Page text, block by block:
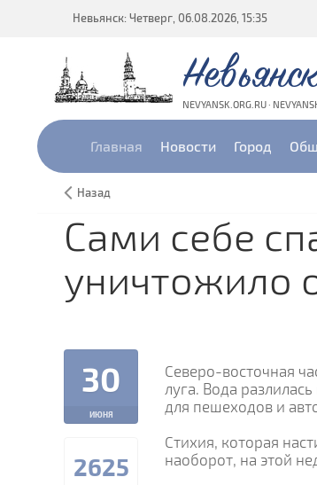
Невьянск: Четверг, 06.08.2026, 15:35
NEVYANSK.ORG.RU ·
Главная Новости Город
Назад
Сами себе
уничтожило
30
ИЮНЯ
2625
Северо-восточная
луга. Вода
для пешеходов и
Стихия, которая
наоборот, на этой